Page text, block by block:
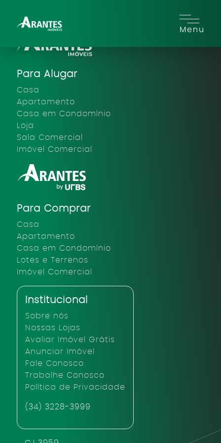
Menu
Para Alugar
Casa
Apartamento
Casa em Condomínio
Loja
Sala Comercial
Imóvel Comercial
Para Comprar
Casa
Apartamento
Casa em Condomínio
Lotes e Terrenos
Imóvel Comercial
Institucional
Sobre nós
Nossas Lojas
Avaliar Imóvel Grátis
Anunciar Imóvel
Fale Conosco
Trabalhe Conosco
Política de Privacidade
(34) 3228-3999